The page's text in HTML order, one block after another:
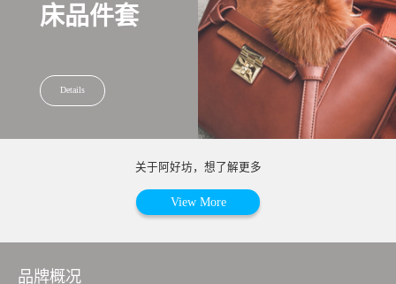
床品件套
Details
关于阿好坊，想了解更多
View More
品牌概况